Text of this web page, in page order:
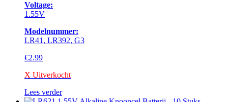
Voltage:
1.55V
Modelnummer:
LR41, LR392, G3
€2.99
X Uitverkocht
Lees verder